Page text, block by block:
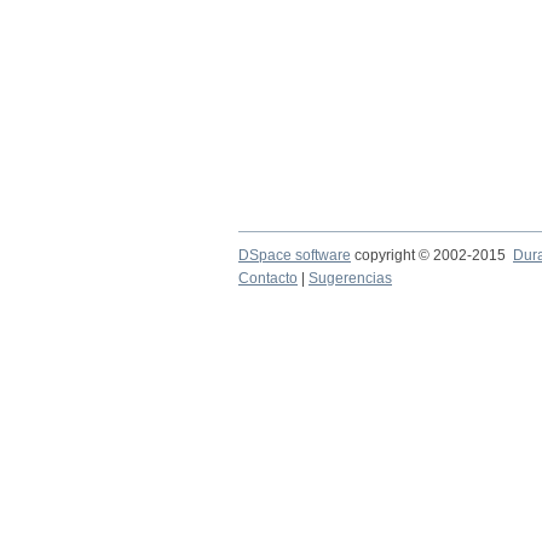
DSpace software copyright © 2002-2015
Contacto
Sugerencias